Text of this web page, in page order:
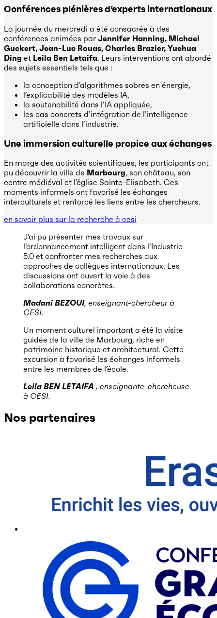
Conférences plénières d’experts internationaux
La journée du mercredi a été consacrée à des
conférences animées par Jennifer Hanning, Michael
Guckert, Jean-Luc Rouas, Charles Brazier, Yuehua
Ding et Leila Ben Letaifa. Leurs interventions ont abordé
des sujets essentiels tels que :
la conception d’algorithmes sobres en énergie,
l’explicabilité des modèles IA,
la soutenabilité dans l’IA appliquée,
les cas concrets d’intégration de l’intelligence
artificielle dans l’industrie.
Une immersion culturelle propice aux échanges
En marge des activités scientifiques, les participants ont
pu découvrir la ville de Marbourg, son château, son
centre médiéval et l’église Sainte-Elisabeth. Ces
moments informels ont favorisé les échanges
interculturels et renforcé les liens entre les chercheurs.
en savoir plus sur la recherche à cesi
J’ai pu présenter mes travaux sur
l’ordonnancement intelligent dans l’Industrie
5.0 et confronter mes recherches aux
approches de collègues internationaux. Les
discussions ont ouvert la voie à des
collaborations concrètes.
Madani BEZOUI, enseignant-chercheur à
CESI.
Un moment culturel important a été la visite
guidée de la ville de Marbourg, riche en
patrimoine historique et architectural. Cette
excursion a favorisé les échanges informels
entre les membres de l’école.
Leila BEN LETAIFA , enseignante-chercheuse
à CESI.
Nos partenaires